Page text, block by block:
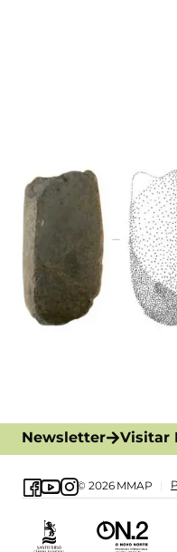
Newsletter Visitar
© 2026 MMAP